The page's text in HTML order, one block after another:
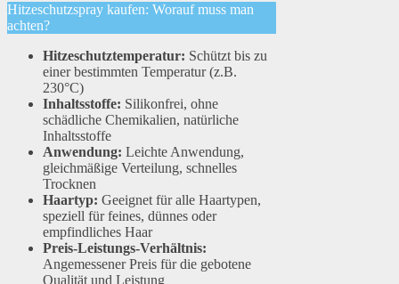
Hitzeschutzspray kaufen: Worauf muss man
achten?
Hitzeschutztemperatur: Schützt bis zu
einer bestimmten Temperatur (z.B.
230°C)
Inhaltsstoffe: Silikonfrei, ohne
schädliche Chemikalien, natürliche
Inhaltsstoffe
Anwendung: Leichte Anwendung,
gleichmäßige Verteilung, schnelles
Trocknen
Haartyp: Geeignet für alle Haartypen,
speziell für feines, dünnes oder
empfindliches Haar
Preis-Leistungs-Verhältnis:
Angemessener Preis für die gebotene
Qualität und Leistung